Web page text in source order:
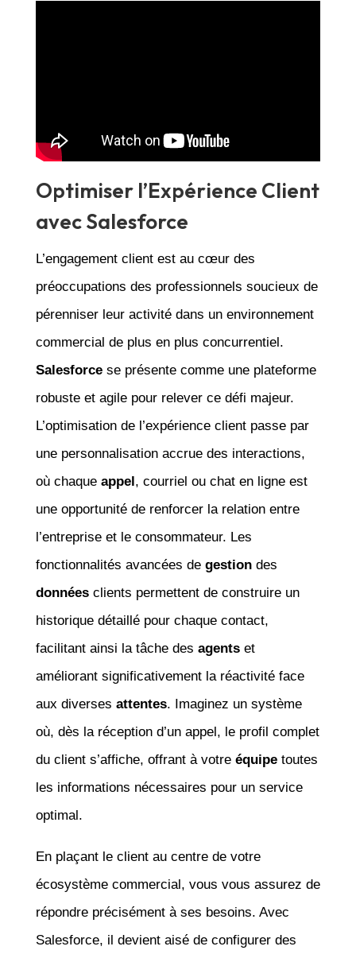
Optimiser l’Expérience Client
avec Salesforce
L’engagement client est au cœur des
préoccupations des professionnels soucieux de
pérenniser leur activité dans un environnement
commercial de plus en plus concurrentiel.
Salesforcese présente comme une plateforme
robuste et agile pour relever ce défi majeur.
L’optimisation de l’expérience client passe par
une personnalisation accrue des interactions,
où chaque appel, courriel ou chat en ligne est
une opportunité de renforcer la relation entre
l’entreprise et le consommateur. Les
fonctionnalités avancées de gestiondes
donnéesclients permettent de construire un
historique détaillé pour chaque contact,
facilitant ainsi la tâche des agentset
améliorant significativement la réactivité face
aux diverses attentes. Imaginez un système
où, dès la réception d’un appel, le profil complet
du client s’affiche, offrant à votre équipetoutes
les informations nécessaires pour un service
optimal.
En plaçant le client au centre de votre
écosystème commercial, vous vous assurez de
répondre précisément à ses besoins. Avec
Salesforce, il devient aisé de configurer des